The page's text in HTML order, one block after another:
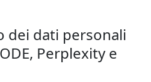
dei dati personali
Perplexity e